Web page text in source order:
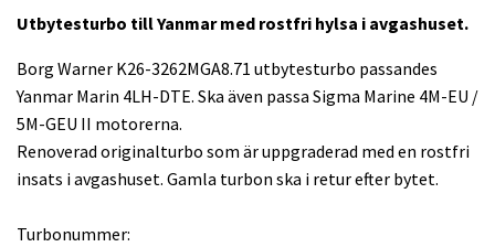
Utbytesturbo till Yanmar med rostfri hylsa i avgashuset.
Borg Warner K26-3262MGA8.71 utbytesturbo passandes
Yanmar Marin 4LH-DTE. Ska även passa Sigma Marine 4M-EU /
5M-GEU II motorerna.
Renoverad originalturbo som är uppgraderad med en rostfri
insats i avgashuset. Gamla turbon ska i retur efter bytet.
Turbonummer: